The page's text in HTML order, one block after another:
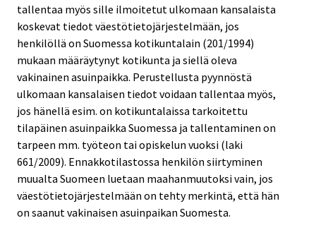
tallentaa myös sille ilmoitetut ulkomaan kansalaista
koskevat tiedot väestötietojärjestelmään, jos
henkilöllä on Suomessa kotikuntalain (201/1994)
mukaan määräytynyt kotikunta ja siellä oleva
vakinainen asuinpaikka. Perustellusta pyynnöstä
ulkomaan kansalaisen tiedot voidaan tallentaa myös,
jos hänellä esim. on kotikuntalaissa tarkoitettu
tilapäinen asuinpaikka Suomessa ja tallentaminen on
tarpeen mm. työteon tai opiskelun vuoksi (laki
661/2009). Ennakkotilastossa henkilön siirtyminen
muualta Suomeen luetaan maahanmuutoksi vain, jos
väestötietojärjestelmään on tehty merkintä, että hän
on saanut vakinaisen asuinpaikan Suomesta.